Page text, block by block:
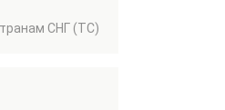
СНГ (ТС)